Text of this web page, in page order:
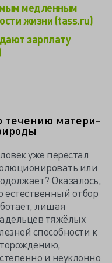
медленным
жизни (tass.ru)
зарплату
течению матери-
уже перестал
или
Оказалось,
естественный отбор
лишая
тяжёлых
способности к
и неуклонно